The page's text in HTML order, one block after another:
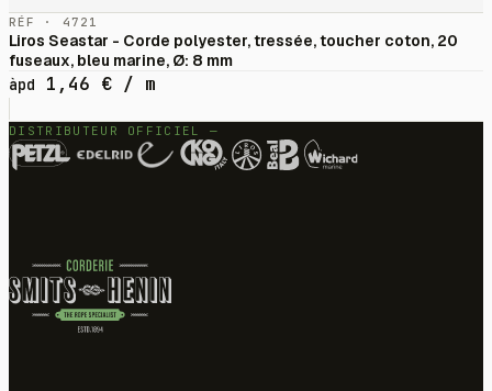
RÉF · 4721
Liros Seastar - Corde polyester, tressée, toucher coton, 20
fuseaux, bleu marine, Ø: 8 mm
àpd
1,46 € / m
DISTRIBUTEUR OFFICIEL —